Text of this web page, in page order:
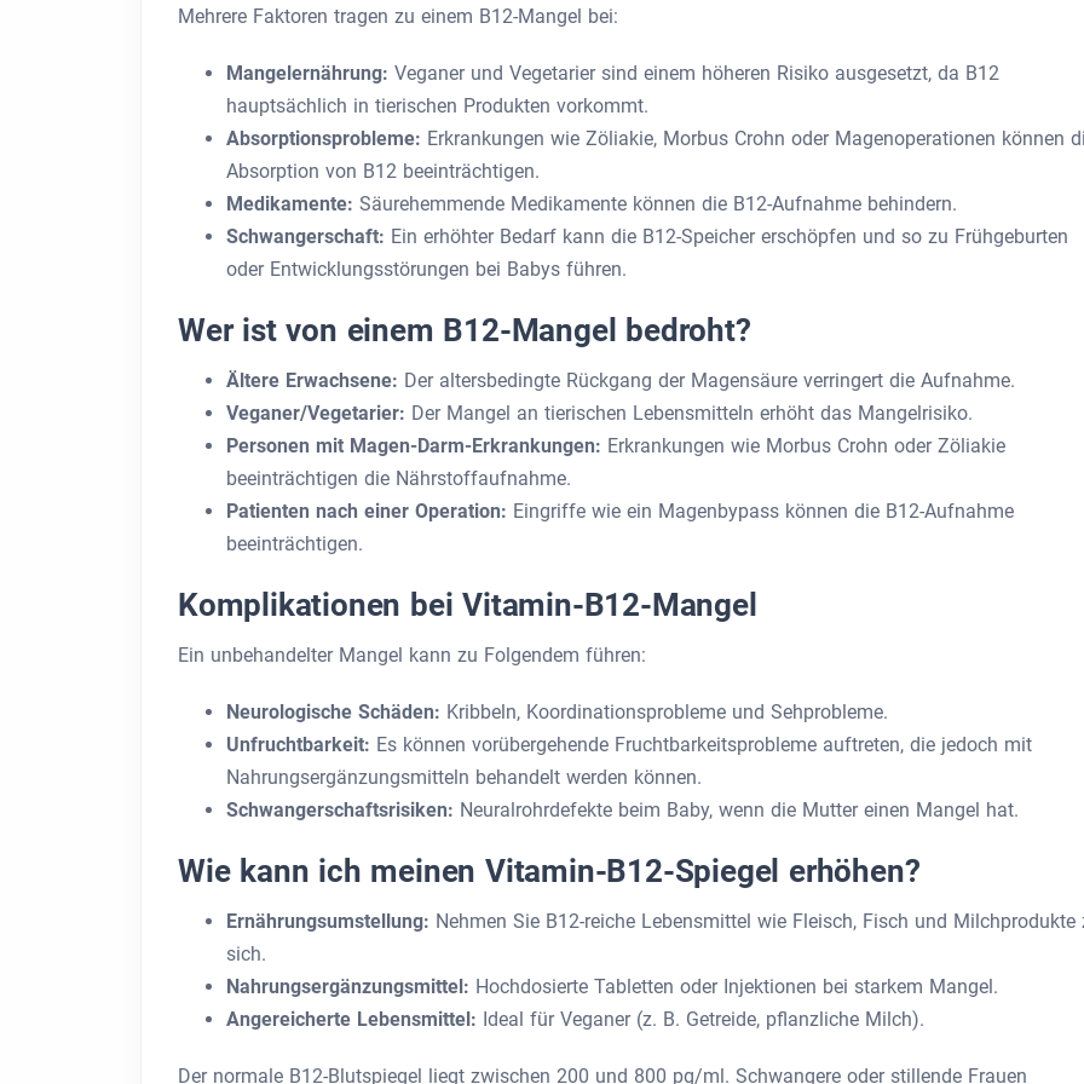
Mehrere Faktoren tragen zu einem B12-Mangel bei:
Mangelernährung: Veganer und Vegetarier sind einem höheren Risiko ausgesetzt, da B12
hauptsächlich in tierischen Produkten vorkommt.
Absorptionsprobleme: Erkrankungen wie Zöliakie, Morbus Crohn oder Magenoperationen können
Absorption von B12 beeinträchtigen.
Medikamente: Säurehemmende Medikamente können die B12-Aufnahme behindern.
Schwangerschaft: Ein erhöhter Bedarf kann die B12-Speicher erschöpfen und so zu Frühgeburten
oder Entwicklungsstörungen bei Babys führen.
Wer ist von einem B12-Mangel bedroht?
Ältere Erwachsene: Der altersbedingte Rückgang der Magensäure verringert die Aufnahme.
Veganer/Vegetarier: Der Mangel an tierischen Lebensmitteln erhöht das Mangelrisiko.
Personen mit Magen-Darm-Erkrankungen: Erkrankungen wie Morbus Crohn oder Zöliakie
beeinträchtigen die Nährstoffaufnahme.
Patienten nach einer Operation: Eingriffe wie ein Magenbypass können die B12-Aufnahme
beeinträchtigen.
Komplikationen bei Vitamin-B12-Mangel
Ein unbehandelter Mangel kann zu Folgendem führen:
Neurologische Schäden: Kribbeln, Koordinationsprobleme und Sehprobleme.
Unfruchtbarkeit: Es können vorübergehende Fruchtbarkeitsprobleme auftreten, die jedoch mit
Nahrungsergänzungsmitteln behandelt werden können.
Schwangerschaftsrisiken: Neuralrohrdefekte beim Baby, wenn die Mutter einen Mangel hat.
Wie kann ich meinen Vitamin-B12-Spiegel erhöhen?
Ernährungsumstellung: Nehmen Sie B12-reiche Lebensmittel wie Fleisch, Fisch und Milchprodukte
sich.
Nahrungsergänzungsmittel: Hochdosierte Tabletten oder Injektionen bei starkem Mangel.
Angereicherte Lebensmittel: Ideal für Veganer (z. B. Getreide, pflanzliche Milch).
Der normale B12-Blutspiegel liegt zwischen 200 und 800 pg/ml. Schwangere oder stillende Frauen